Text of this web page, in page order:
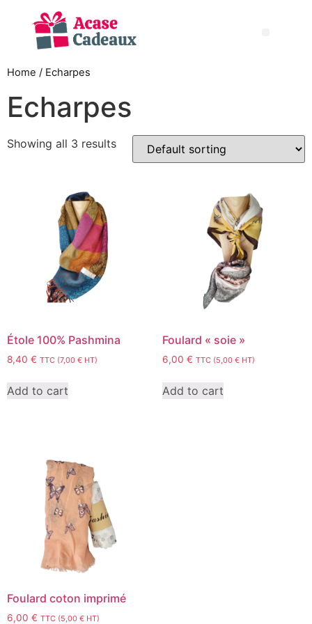
Home / Echarpes
Echarpes
Showing all 3 results
Étole 100% Pashmina
8,40 € TTC (7,00 € HT)
Add to cart
Foulard « soie »
6,00 € TTC (5,00 €HT)
Add to cart
Foulard coton imprimé
6,00 € TTC (5,00 € HT)